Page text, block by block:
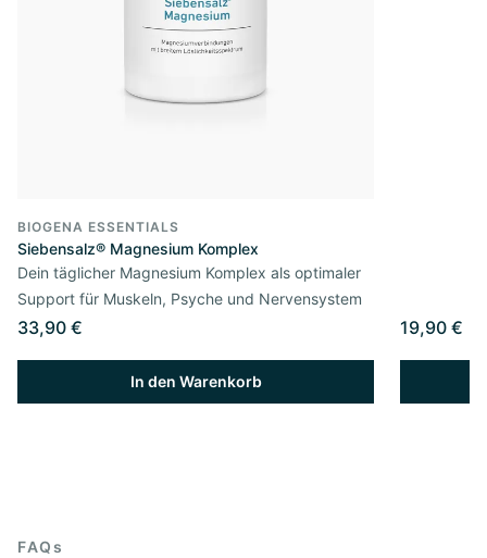
BIOGENA ESSENTIALS
Siebensalz® Magnesium Komplex
Dein täglicher Magnesium Komplex als optimaler
Support für Muskeln, Psyche und Nervensystem
33,90 €
In den Warenkorb
19,90 €
FAQs